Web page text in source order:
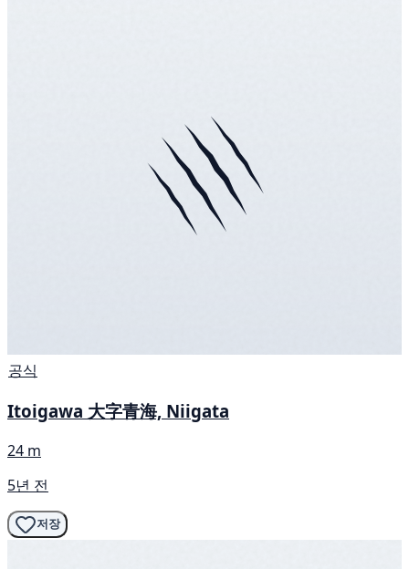
공식
Itoigawa 大字青海, Niigata
24 m
5년 전
저장